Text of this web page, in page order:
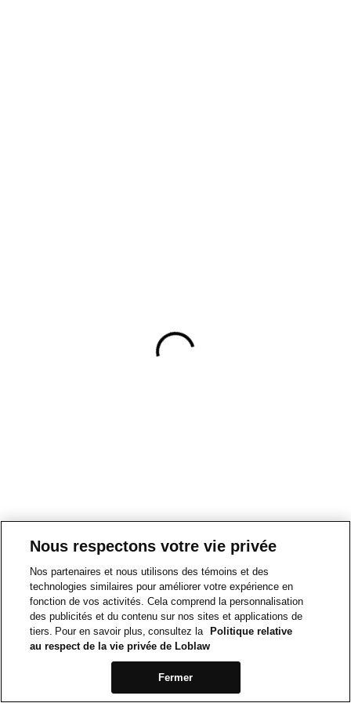
Nous respectons votre vie privée
Nos partenaires et nous utilisons des témoins et des
technologies similaires pour améliorer votre expérience en
fonction de vos activités. Cela comprend la personnalisation
des publicités et du contenu sur nos sites et applications de
tiers. Pour en savoir plus, consultez la
Politique relative
au respect de la vie privée de Loblaw
Fermer